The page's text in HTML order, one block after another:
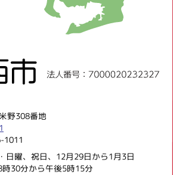
野308番地
1011
日曜、祝日、12月29日から1月3日
時30分から午後5時15分